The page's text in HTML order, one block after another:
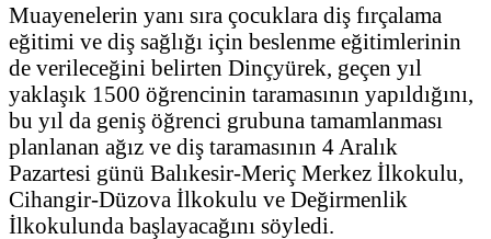
Muayenelerin yanı sıra çocuklara diş fırçalama
eğitimi ve diş sağlığı için beslenme eğitimlerinin
de verileceğini belirten Dinçyürek, geçen yıl
yaklaşık 1500 öğrencinin taramasının yapıldığını,
bu yıl da geniş öğrenci grubuna tamamlanması
planlanan ağız ve diş taramasının 4 Aralık
Pazartesi günü Balıkesir-Meriç Merkez İlkokulu,
Cihangir-Düzova İlkokulu ve Değirmenlik
İlkokulunda başlayacağını söyledi.